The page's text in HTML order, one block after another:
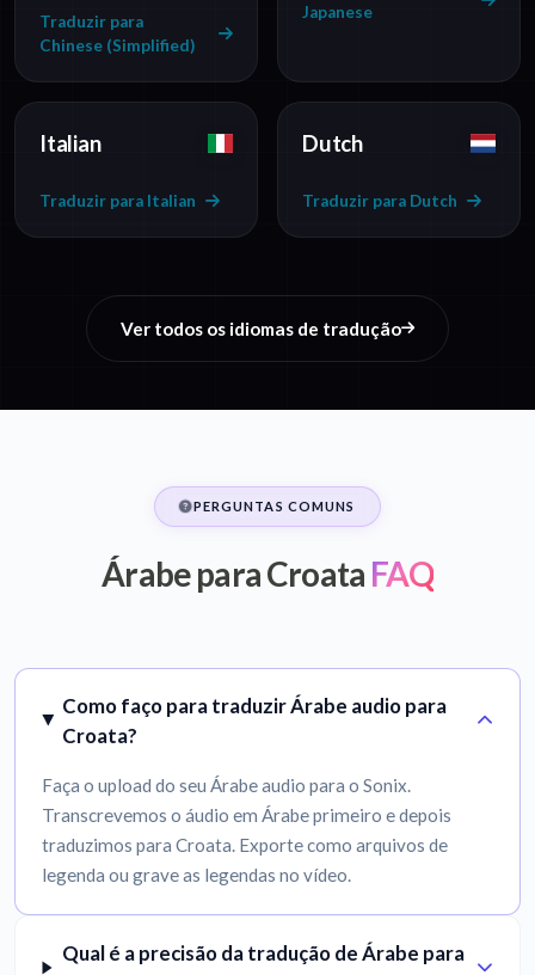
Traduzir para
Chinese (Simplified)
Japanese
Italian
Traduzir para Italian
Dutch
Traduzir para Dutch
Ver todos os idiomas de tradução
PERGUNTAS COMUNS
Árabe para Croata FAQ
Como faço para traduzir Árabe audio para
Croata?
Faça o upload do seu Árabe audio para o Sonix.
Transcrevemos o áudio em Árabe primeiro e depois
traduzimos para Croata. Exporte como arquivos de
legenda ou grave as legendas no vídeo.
Qual é a precisão da tradução de Árabe para